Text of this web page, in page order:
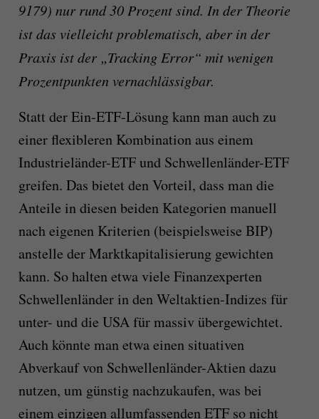
9179) nur rund 30 Prozent sind. In der Theorie
ist das vielleicht problematisch, aber in der
Praxis ist der „Tracking Error“ mit wenigen
Prozentpunkten vernachlässigbar.
Statt der Ein-ETF-Lösung kann man auch zu
einer flexibleren Kombination aus einem
Industrieländer-ETF und Schwellenländer-ETF
greifen. Das bietet den Vorteil, dass man die
Anteile in diesen beiden Kategorien manuell
nach eigenen Kriterien (beispielsweise BIP)
anstelle der Marktkapitalisierung gewichten
kann. So halten etwa viele Finanzexperten
Schwellenländer in den Weltaktien-Indizes für
unter- und die USA für massiv übergewichtet.
Auch könnte man etwa einen situativen
Abverkauf von Schwellenländer-Aktien dazu
nutzen, um günstig nachzukaufen, was bei
einem einzigen allumfassenden ETF so nicht